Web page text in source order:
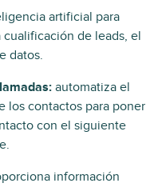
artificial para
de leads, el
datos.
automatiza el
los contactos para poner
con el siguiente
información